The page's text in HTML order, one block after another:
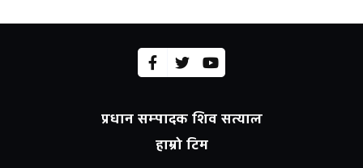
प्रधान सम्पादक शिव सत्याल
हाम्रो टिम